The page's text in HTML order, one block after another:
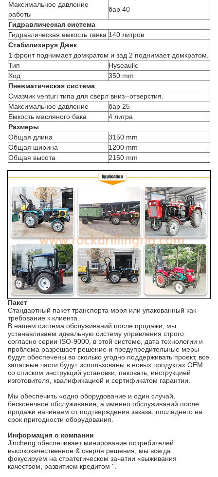
Максимальное давление
работы
бар 40
Гидравлическая система
Гидравлическая емкость танка 140 литров
Стабилизируя Джек
1 фронт поднимает домкратом и зад 2 поднимает домкратом.
Тип
Hyseaulic
Ход
350 mm
Пневматическая система
Смазчик venturi типа для сверл вниз--отверстия.
Максимальное давление
бар 25
Емкость масляного бака
4 литра
Размеры
Общая длина
3150 mm
Общая ширина
1200 mm
Общая высота
2150 mm
Пакет
Стандартный пакет транспорта моря или упакованный как
требование к клиента.
В нашем система обслуживаний после продажи, мы
устанавливаем идеальную систему управления строго
согласно серии ISO-9000, в этой системе, дата технологии и
проблема разрешает решение и предупредительные меры
будут обеспечены во сколько угодно поддерживать проект, все
запасные части будут использованы в новых продуктах OEM
со списком инструкций установки, паковать, инструкцией
изготовителя, квалификацией и сертификатом гарантии.
Мы обеспечить «одно оборудование и один случай,
бесконечное обслуживание, а именно обслуживаний после
продажи начинаем от подтверждения заказа, последнего на
срок пригодности оборудования.
Информация о компании
Jincheng обеспечивает минирование потребителей
высококачественное & сверля решения, мы всегда
фокусируем на стратегическом зачатии «выживания
качеством, развитием кредитом ''.